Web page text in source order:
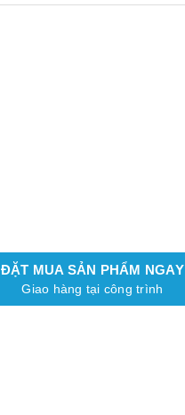
ĐẶT MUA SẢN PHẨM NGAY
Giao hàng tại công trình